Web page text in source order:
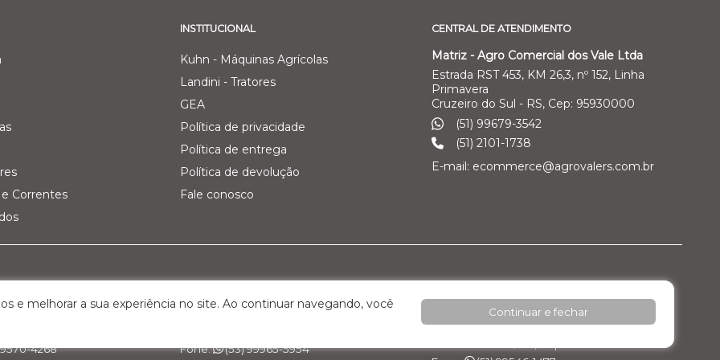
Correntes
INSTITUCIONAL
Kuhn - Máquinas Agrícolas
Landini - Tratores
GEA
Política de privacidade
Política de entrega
Política de devolução
Fale conosco
CENTRAL DE ATENDIMENTO
Matriz - Agro Comercial dos Vale Ltda
Estrada RST 453, KM 26,3, nº 152, Linha
Primavera
Cruzeiro do Sul - RS, Cep: 95930000
(51) 99679-3542
(51) 2101-1738
E-mail: ecommerce@agrovalers.com.br
Leiteira - GEA
4268
Filial 03 - Agro Comercial dos Vales Ltda
Fone:
(53) 99965-5954
Filial 04 – Pecuária Leiteira - GEA
Rod. RST 453, Km 26,3 nº 152, - Pavilhão 02 -
e melhorar a sua experiência no site. Ao continuar navegando, você
Continuar e fechar